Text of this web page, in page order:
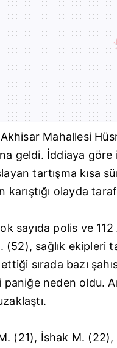
Mahallesi
geldi. İddiaya göre
tartışma kısa
karıştığı olayda
sayıda polis ve
(52), sağlık ekipleri
sırada bazı
paniğe neden oldu.
(21), İshak M.